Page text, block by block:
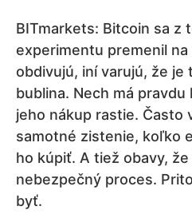
BITmarkets: Bitcoin sa z
experimentu premenil
obdivujú, iní varujú, že je
bublina. Nech má
jeho nákup rastie. Často
samotné zistenie, koľko
ho kúpiť. A tiež obavy,
nebezpečný proces.
byť.